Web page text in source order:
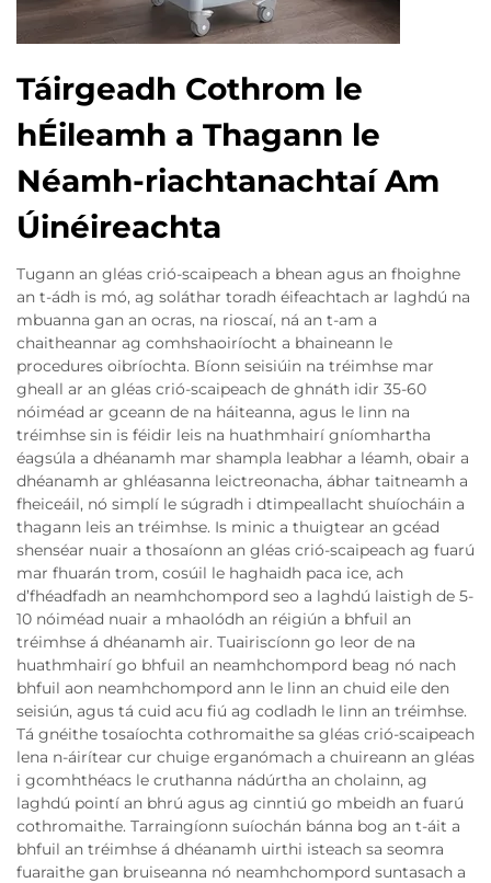
Táirgeadh Cothrom le
hÉileamh a Thagann le
Néamh-riachtanachtaí Am
Úinéireachta
Tugann an gléas crió-scaipeach a bhean agus an fhoighne
an t-ádh is mó, ag soláthar toradh éifeachtach ar laghdú na
mbuanna gan an ocras, na rioscaí, ná an t-am a
chaitheannar ag comhshaoiríocht a bhaineann le
procedures oibríochta. Bíonn seisiúin na tréimhse mar
gheall ar an gléas crió-scaipeach de ghnáth idir 35-60
nóiméad ar gceann de na háiteanna, agus le linn na
tréimhse sin is féidir leis na huathmhairí gníomhartha
éagsúla a dhéanamh mar shampla leabhar a léamh, obair a
dhéanamh ar ghléasanna leictreonacha, ábhar taitneamh a
fheiceáil, nó simplí le súgradh i dtimpeallacht shuíocháin a
thagann leis an tréimhse. Is minic a thuigtear an gcéad
shenséar nuair a thosaíonn an gléas crió-scaipeach ag fuarú
mar fhuarán trom, cosúil le haghaidh paca ice, ach
d’fhéadfadh an neamhchompord seo a laghdú laistigh de 5-
10 nóiméad nuair a mhaolódh an réigiún a bhfuil an
tréimhse á dhéanamh air. Tuairiscíonn go leor de na
huathmhairí go bhfuil an neamhchompord beag nó nach
bhfuil aon neamhchompord ann le linn an chuid eile den
seisiún, agus tá cuid acu fiú ag codladh le linn an tréimhse.
Tá gnéithe tosaíochta cothromaithe sa gléas crió-scaipeach
lena n-áirítear cur chuige erganómach a chuireann an gléas
i gcomhthéacs le cruthanna nádúrtha an cholainn, ag
laghdú pointí an bhrú agus ag cinntiú go mbeidh an fuarú
cothromaithe. Tarraingíonn suíochán bánna bog an t-áit a
bhfuil an tréimhse á dhéanamh uirthi isteach sa seomra
fuaraithe gan bruiseanna nó neamhchompord suntasach a